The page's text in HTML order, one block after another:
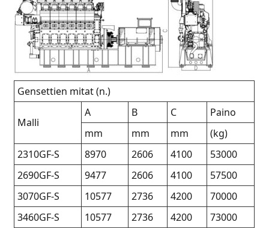
Gensettien mitat (n.)
Malli
A B C
Paino
mm
mm mm
(kg)
2310GF-S
8970 2606 4100
53000
2690GF-S
9477 2606 4100
57500
3070GF-S
10577 2736 4200
70000
3460GF-S
10577 2736 4200
73000